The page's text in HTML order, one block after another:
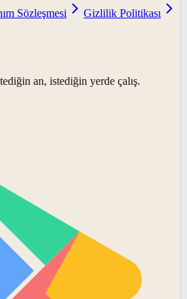
Sözleşmesi
Gizlilik Politikası
an, istediğin yerde çalış.